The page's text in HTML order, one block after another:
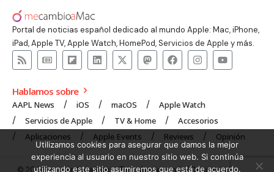
Portal de noticias español dedicado al mundo Apple: Mac, iPhone,
iPad, Apple TV, Apple Watch, HomePod, Servicios de Apple y más.
Hablamos sobre
AAPL News iOS macOS
Apple Watch
Servicios de Apple
TV & Home
Accesorios
Aplicaciones
Apple Events Reviews Opinión
© 2008 mecambioaMac – Todo Apple y más | Design byUNXON
Utilizamos cookies para asegurar que damos la mejor
experiencia al usuario en nuestro sitio web. Si continúa
utilizando este sitio asumiremos que está de acuerdo.